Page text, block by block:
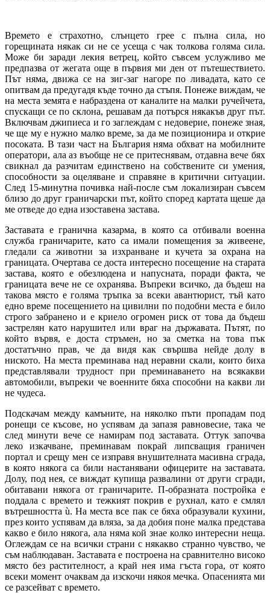
Времето е страхотно, слънцето грее с пълна сила, но
горещината някак си не се усеща с чак толкова голяма сила.
Може би заради лекия ветрец, който съвсем услужливо ме
предпазва от жегата още в първия ми ден от пътешествието.
Път няма, движа се на зиг-заг нагоре по ливадата, като се
опитвам да предугадя къде точно да стъпя. Понеже виждам, че
на места земята е набраздена от каналите на малки ручейчета,
спускащи се по склона, решавам да потърся някакъв друг път.
Включвам джипиеса и го заглеждам с недоверие, понеже зная,
че ще му е нужно малко време, за да ме позиционира и открие
посоката. В тази част на България няма обхват на мобилните
оператори, ала аз въобще не се притеснявам, отдавна вече бях
свикнал да разчитам единствено на собствените си умения,
способности за оцеляване и справяне в критични ситуации.
След 15-минутна почивка най-после съм локализиран съвсем
близо до друг граничарски път, който според картата щеше да
ме отведе до една изоставена застава.
Заставата е гранична казарма, в която са отбивали военна
служба граничарите, като са имали помещения за живеене,
гледали са животни за изхранване и кучета за охрана на
границата. Очертава се доста интересно посещение на старата
застава, която е обезлюдена и напусната, поради факта, че
границата вече не се охранява. Въпреки всичко, да бъдеш на
такова място е голяма тръпка за всеки авантюрист, тъй като
едно време посещението на цивилни по подобни места е било
строго забранено и е криело огромен риск от това да бъдеш
застрелян като нарушител или враг на държавата. Пътят, по
който вървя, е доста стръмен, но за сметка на това пък
достатъчно прав, че да видя как свършва нейде долу в
ниското. На места преминава над неравни скали, които биха
представлявали трудност при преминаването на всякакви
автомобили, въпреки че военните бяха способни на какви ли
не чудеса.
Подскачам между камъните, на няколко пъти пропадам под
ронещи се късове, но успявам да запазя равновесие, така че
след минути вече се намирам под заставата. Оттук започва
леко изкачване, преминавам покрай липсващия граничен
портал и срещу мен се изправя внушителната масивна сграда,
в която някога са били настанявани офицерите на заставата.
Долу, под нея, се виждат купища развалини от други сгради,
обитавани някога от граничарите. П-образната постройка е
поддала с времето и тежкият покрив е рухнал, като е смлял
вътрешността ù. На места все пак се бяха образували кухини,
през които успявам да вляза, за да добия поне малка представа
какво е било някога, ала няма кой знае колко интересни неща.
Оглеждам се на всички страни с някакво странно чувство, че
съм наблюдаван. Заставата е построена на сравнително високо
място без растителност, а край нея има гъста гора, от която
всеки момент очаквам да изскочи някоя мечка. Опасенията ми
се разсейват с времето.